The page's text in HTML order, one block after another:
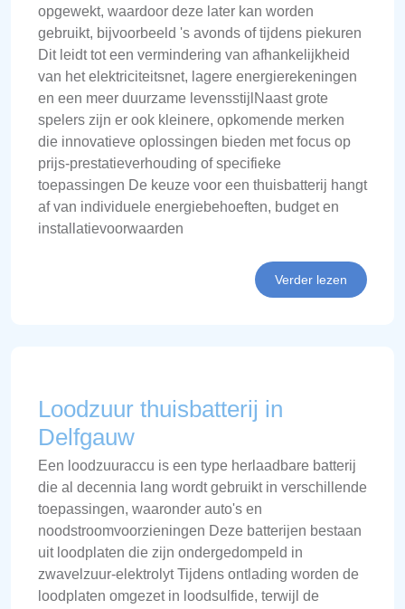
opgewekt, waardoor deze later kan worden
gebruikt, bijvoorbeeld 's avonds of tijdens piekuren
Dit leidt tot een vermindering van afhankelijkheid
van het elektriciteitsnet, lagere energierekeningen
en een meer duurzame levensstijlNaast grote
spelers zijn er ook kleinere, opkomende merken
die innovatieve oplossingen bieden met focus op
prijs-prestatieverhouding of specifieke
toepassingen De keuze voor een thuisbatterij hangt
af van individuele energiebehoeften, budget en
installatievoorwaarden
Verder lezen
Loodzuur thuisbatterij in
Delfgauw
Een loodzuuraccu is een type herlaadbare batterij
die al decennia lang wordt gebruikt in verschillende
toepassingen, waaronder auto's en
noodstroomvoorzieningen Deze batterijen bestaan
uit loodplaten die zijn ondergedompeld in
zwavelzuur-elektrolyt Tijdens ontlading worden de
loodplaten omgezet in loodsulfide, terwijl de